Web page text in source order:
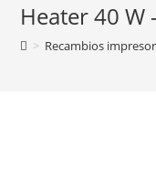
Heater 40 W
> Recambios